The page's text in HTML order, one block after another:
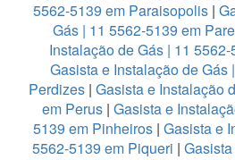
5562-5139 em Paraisopolis |
Gás | 11 5562-5139 em
Instalação de Gás | 11
Gasista e Instalação de Gás
Perdizes| Gasista e Instalação
em Perus | Gasista e
5139 em Pinheiros| Gasista e
5562-5139 em Piqueri |